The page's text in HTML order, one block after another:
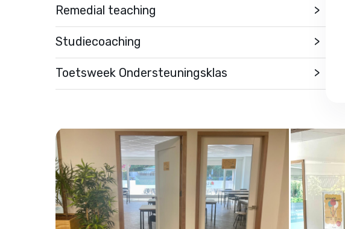
Remedial teaching >
Studiecoaching >
Toetsweek Ondersteuningsklas >